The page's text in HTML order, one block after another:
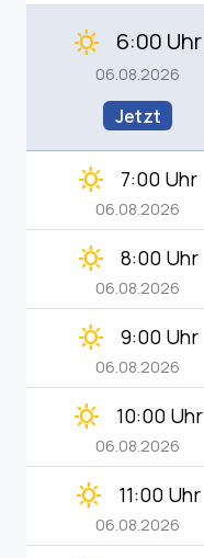
clear_day 6:00 Uhr
06.08.2026
Jetzt
clear_day 7:00 Uhr
06.08.2026
clear_day 8:00 Uhr
06.08.2026
clear_day 9:00 Uhr
06.08.2026
clear_day 10:00 Uhr
06.08.2026
clear_day 11:00 Uhr
06.08.2026